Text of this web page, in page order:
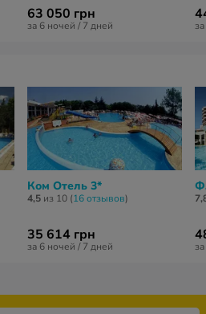
63 050 грн
за 6 ночей / 7 дней
Ком Отель 3*
4,5из 10 (16 отзывов)
35 614 грн
за 6 ночей / 7 дней